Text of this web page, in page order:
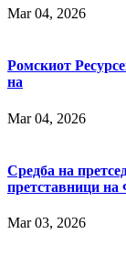
Mar 04, 2026
Ромскиот
на
Mar 04, 2026
Средба на
претставници на
Mar 03, 2026